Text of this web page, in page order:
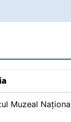
Muzeal